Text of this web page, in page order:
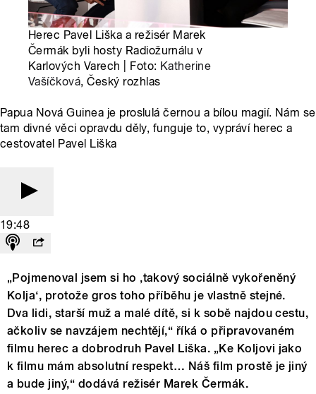
Herec Pavel Liška a režisér Marek
Čermák byli hosty Radiožurnálu v
Karlových Varech | Foto: Katherine
Vašíčková, Český rozhlas
Papua Nová Guinea je proslulá černou a bílou magií. Nám se
tam divné věci opravdu děly, funguje to, vypráví herec a
cestovatel Pavel Liška
19:48
„Pojmenoval jsem si ho ‚takový sociálně vykořeněný
Kolja‘, protože gros toho příběhu je vlastně stejné.
Dva lidi, starší muž a malé dítě, si k sobě najdou cestu,
ačkoliv se navzájem nechtějí,“ říká o připravovaném
filmu herec a dobrodruh Pavel Liška. „Ke Koljovi jako
k filmu mám absolutní respekt… Náš film prostě je jiný
a bude jiný,“ dodává režisér Marek Čermák.